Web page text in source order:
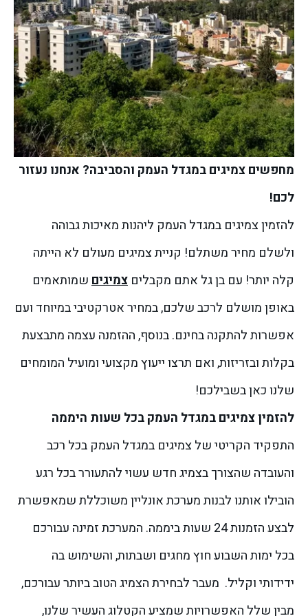
מחפשים צמיגים במגדל העמק והסביבה? אנחנו נעזור
לכם!
להזמין צמיגים במגדל העמק ליהנות מאיכות גבוהה
ולשלם מחיר משתלם! קניית צמיגים מעולם לא הייתה
קלה יותר! עם בן גל אתם מקבלים צמיגיםשמותאמים
באופן מושלם לרכב שלכם, במחיר אטרקטיבי במיוחד ועם
אפשרות להתקנה בחינם. בנוסף, ההזמנה עצמה מתבצעת
בקלות ובזריזות, ואם תרצו ייעוץ מקצועי ומועיל המומחים
שלנו כאן בשבילכם!
להזמין צמיגים במגדל העמק בכל שעות היממה
התפקיד הקריטי של צמיגים במגדל העמק בכל רכב
והעובדה שהצורך בצמיג חדש עשוי להתעורר בכל רגע
הובילו אותנו לבנות מערכת אונליין משוכללת שמאפשרת
לבצע הזמנות 24 שעות ביממה. המערכת זמינה עבורכם
בכל ימות השבוע חוץ מחגים ושבתות, והשימוש בה
ידידותי וקליל. מעבר לבחירת הצמיג הטוב ביותר עבורכם,
מבין שלל האפשרויות שמציע הקטלוג העשיר שלנו,